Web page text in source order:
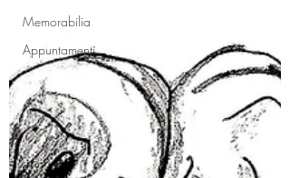
Memorabilia
Appuntamenti